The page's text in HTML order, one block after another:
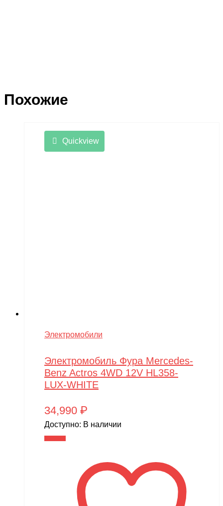
Похожие
Quickview
Электромобили
Электромобиль Фура Mercedes-
Benz Actros 4WD 12V HL358-
LUX-WHITE
34,990 ₽
Доступно: В наличии